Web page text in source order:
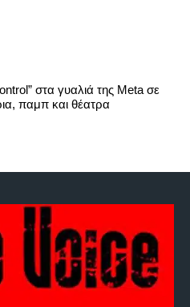
στα γυαλιά της Meta σε
παμπ και θέατρα